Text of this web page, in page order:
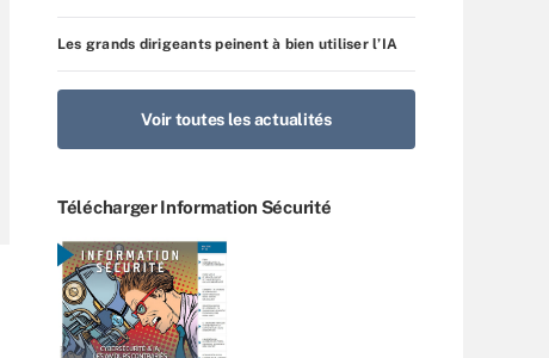
Les grands dirigeants peinent à bien utiliser l’IA
Voir toutes les actualités
Télécharger Information Sécurité